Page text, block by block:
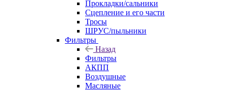
Прокладки/сальники
Сцепление и его части
Тросы
ШРУС/пыльники
Фильтры
Назад
Фильтры
АКПП
Воздушные
Масляные